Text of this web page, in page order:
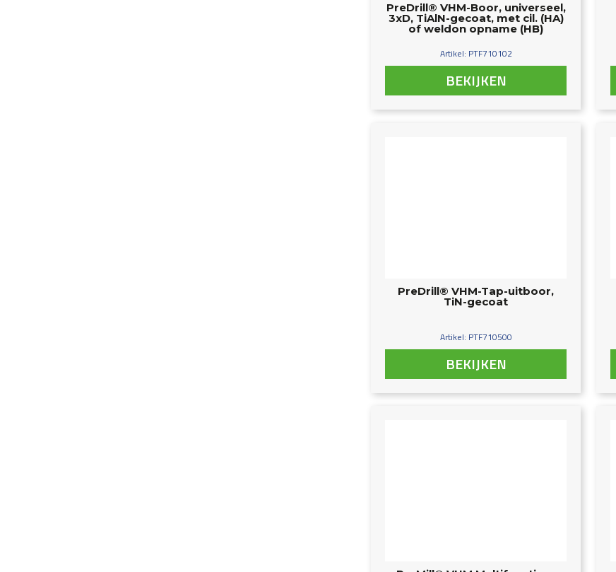
PreDrill® VHM-Boor, universeel,
3xD, TiAlN-gecoat, met cil. (HA)
of weldon opname (HB)
Artikel: PTF710102
BEKIJKEN
PreDrill® VHM-Tap-uitboor,
TiN-gecoat
Artikel: PTF710500
BEKIJKEN